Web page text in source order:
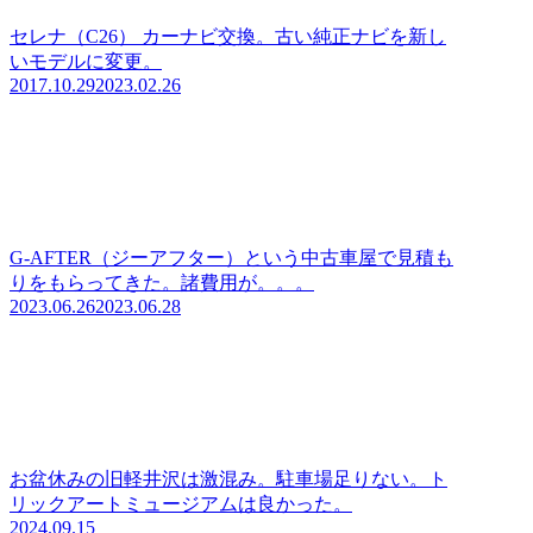
セレナ（C26） カーナビ交換。古い純正ナビを新し
いモデルに変更。
2017.10.292023.02.26
G-AFTER（ジーアフター）という中古車屋で見積も
りをもらってきた。諸費用が。。。
2023.06.262023.06.28
お盆休みの旧軽井沢は激混み。駐車場足りない。ト
リックアートミュージアムは良かった。
2024.09.15